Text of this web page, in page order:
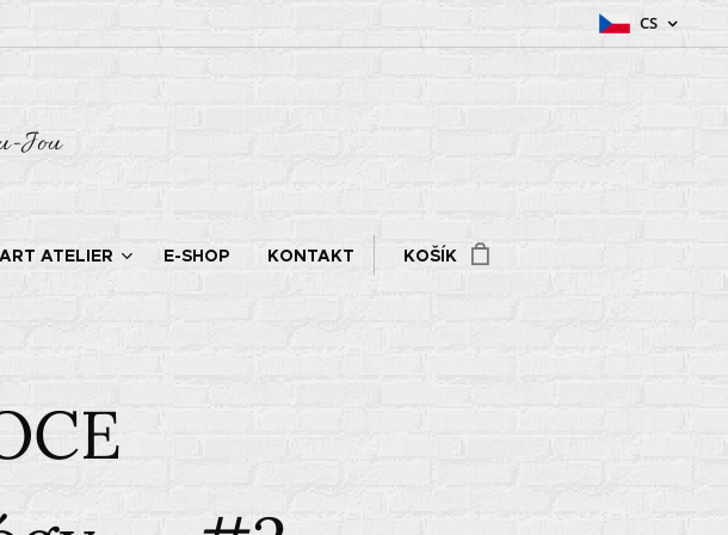
CS
Jou
ART ATELIER E-SHOP KONTAKT KOŠÍK
🙏🏼